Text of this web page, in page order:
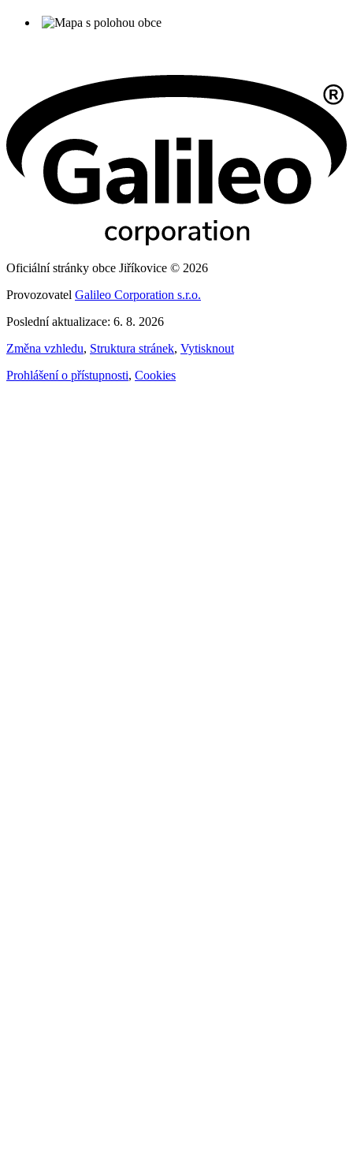
Oficiální stránky obce Jiříkovice © 2026
Provozovatel Galileo Corporation s.r.o.
Poslední aktualizace: 6. 8. 2026
Změna vzhledu, Struktura stránek, Vytisknout
Prohlášení o přístupnosti, Cookies